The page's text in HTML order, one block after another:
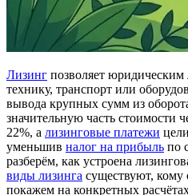
Лизинг позволяет
технику, транспорт или
вывода крупных сумм из
значительную часть стоимости
22%, а лизинговые платежи
уменьшив налог на прибыль по
разберём, как устроена
виды лизинга существуют, кому
покажем на конкретных